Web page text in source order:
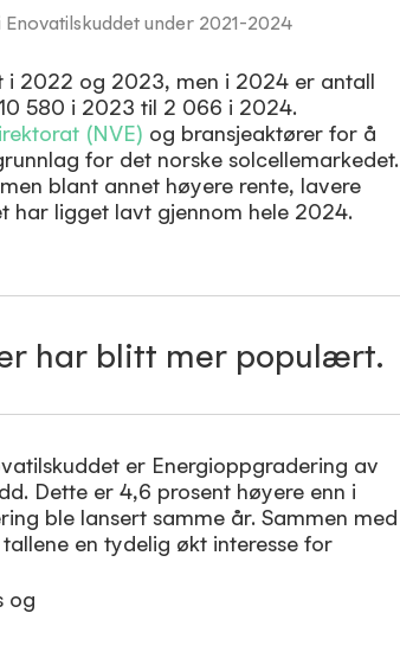
under 2021-2024
2022 og 2023, men i 2024 er antall
580 i 2023 til 2 066 i 2024.
(NVE) og bransjeaktører for å
for det norske solcellemarkedet.
blant annet høyere rente, lavere
har ligget lavt gjennom hele 2024.
har blitt mer populært.
er Energioppgradering av
Dette er 4,6 prosent høyere enn i
ble lansert samme år. Sammen med
en tydelig økt interesse for